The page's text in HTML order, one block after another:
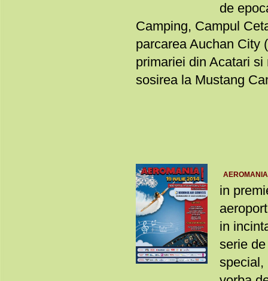
de
Camping, Campul
parcarea Auchan City
primariei din Acatari
sosirea la Mustang
in
in
serie
special,